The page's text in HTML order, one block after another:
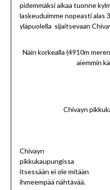
pidemmäksi aikaa tuonne
laskeuduimme nopeasti alas
yläpuolella sijaitsevaan
Näin korkealla (4910m
aiemmin
Chivayn
Chivayn
pikkukaupungissa
itsessään ei ole mitään
ihmeempää nähtävää.